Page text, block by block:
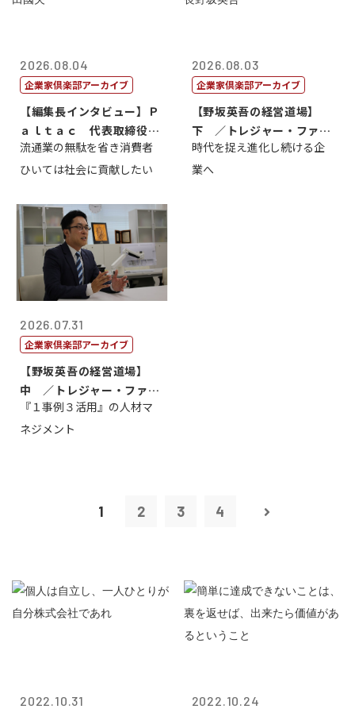
2026.08.04
企業家倶楽部アーカイブ
【編集長インタビュー】Ｐ
ａｌｔａｃ 代表取締役会
長三木田國夫
流通業の無駄を省き消費者
ひいては社会に貢献したい
2026.08.03
企業家倶楽部アーカイブ
【野坂英吾の経営道場】
下 ／トレジャー・ファク
トリー社長野坂...
時代を捉え進化し続ける企
業へ
2026.07.31
企業家倶楽部アーカイブ
【野坂英吾の経営道場】
中 ／トレジャー・ファク
トリー社長野坂...
『１事例３活用』の人材マ
ネジメント
1 2 3 4
2022.10.31 2022.10.24